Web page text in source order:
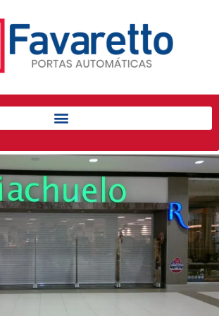
Início
Produtos
Porta de Enrolar Automática
Automatizadores
Acessórios Para Portas de
Enrolar
Pintura eletrostática
Portfólio